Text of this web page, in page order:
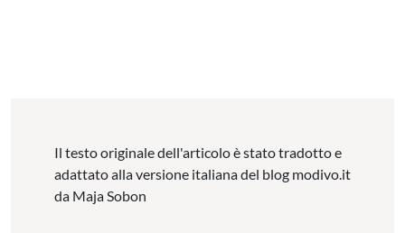
Il testo originale dell'articolo è stato tradotto e
adattato alla versione italiana del blog modivo.it
da Maja Sobon